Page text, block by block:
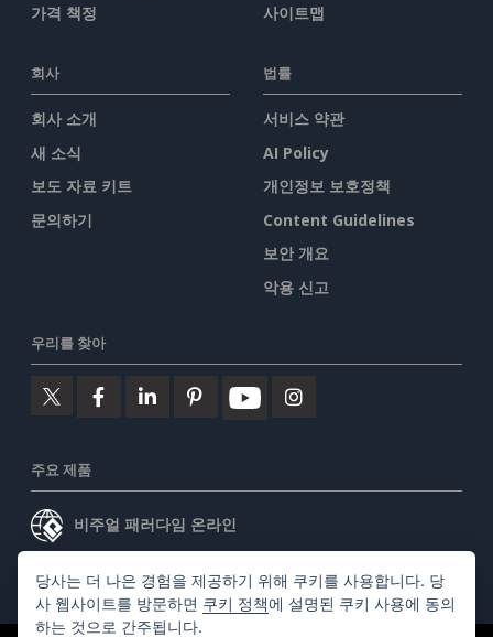
가격 책정
사이트맵
회사
회사 소개
새 소식
보도 자료 키트
문의하기
법률
서비스 약관
AI Policy
개인정보 보호정책
Content Guidelines
보안 개요
악용 신고
우리를 찾아
주요 제품
비주얼 패러다임 온라인
비주얼 패러다임 데스크톱
당사는 더 나은 경험을 제공하기 위해 쿠키를 사용합니다. 당
사 웹사이트를 방문하면 쿠키 정책에 설명된 쿠키 사용에 동의
하는 것으로 간주됩니다.